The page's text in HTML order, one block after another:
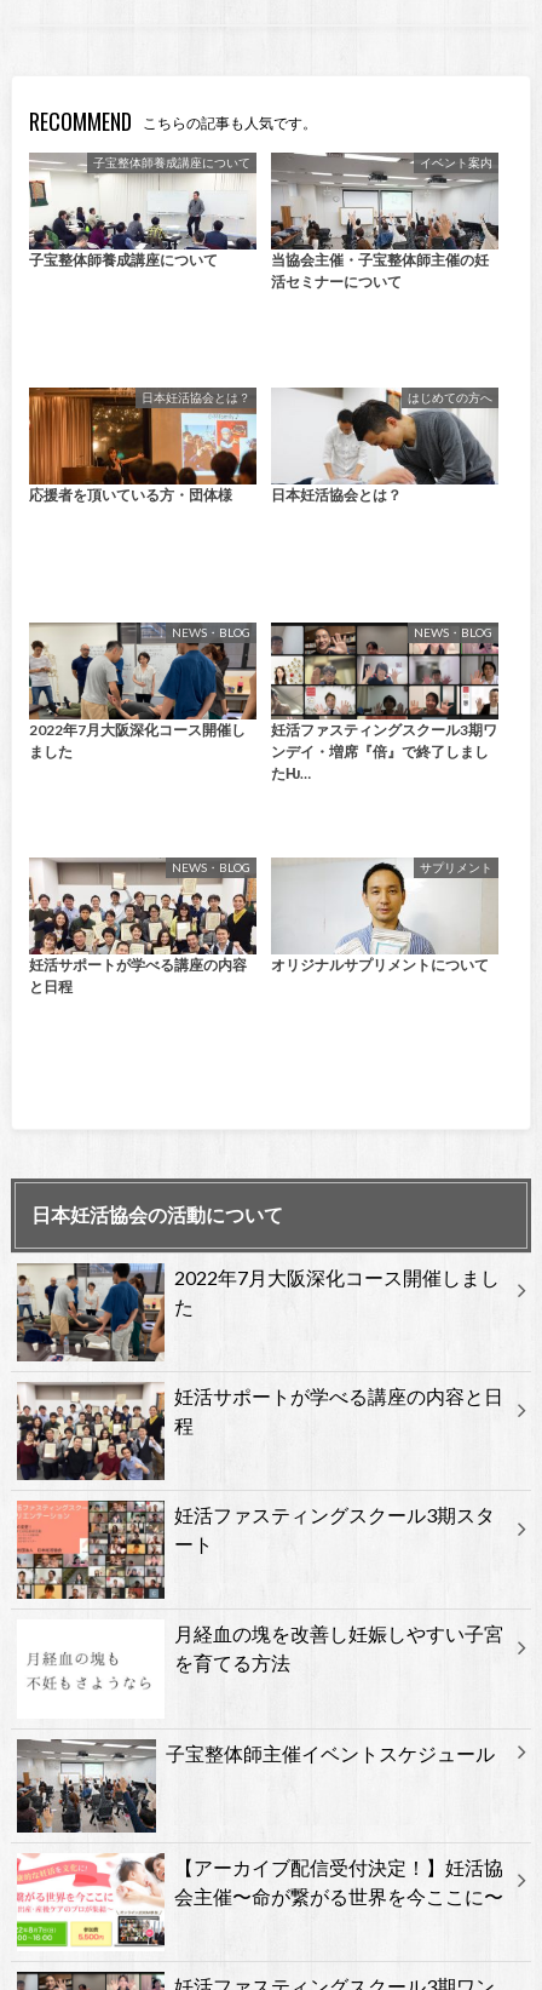
RECOMMEND こちらの記事も人気です。
子宝整体師養成講座について
子宝整体師養成講座について
イベント案内
当協会主催・子宝整体師主催の妊
活セミナーについて
日本妊活協会とは？
応援者を頂いている方・団体様
はじめての方へ
日本妊活協会とは？
NEWS・BLOG
2022年7月大阪深化コース開催し
ました
NEWS・BLOG
妊活ファスティングスクール3期ワ
ンデイ・増席『倍』で終了しまし
たǶ…
NEWS・BLOG
妊活サポートが学べる講座の内容
と日程
サプリメント
オリジナルサプリメントについて
日本妊活協会の活動について
2022年7月大阪深化コース開催しまし
た
妊活サポートが学べる講座の内容と日
程
妊活ファスティングスクール3期スタ
ート
月経血の塊を改善し妊娠しやすい子宮
を育てる方法
子宝整体師主催イベントスケジュール
【アーカイブ配信受付決定！】妊活協
会主催〜命が繋がる世界を今ここに〜